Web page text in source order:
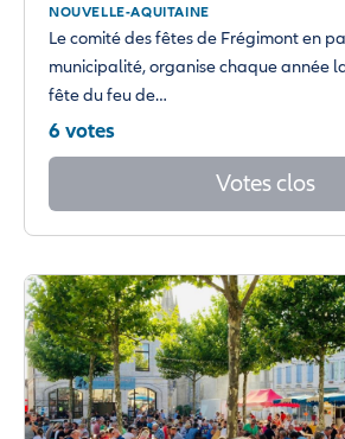
NOUVELLE-AQUITAINE
Le comité des fêtes de Frégimont en
municipalité, organise chaque année
fête du feu de…
6 votes
Votes clos